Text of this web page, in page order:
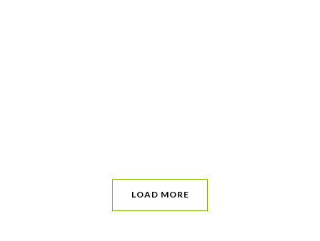
LOAD MORE